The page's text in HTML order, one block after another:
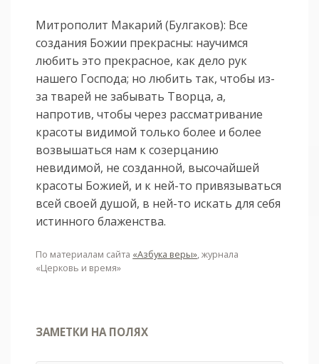
Митрополит Макарий (Булгаков): Все
создания Божии прекрасны: научимся
любить это прекрасное, как дело рук
нашего Господа; но любить так, чтобы из-
за тварей не забывать Творца, а,
напротив, чтобы через рассматривание
красоты видимой только более и более
возвышаться нам к созерцанию
невидимой, не созданной, высочайшей
красоты Божией, и к ней-то привязываться
всей своей душой, в ней-то искать для себя
истинного блаженства.
По материалам сайта «Азбука веры», журнала
«Церковь и время»
ЗАМЕТКИ НА ПОЛЯХ